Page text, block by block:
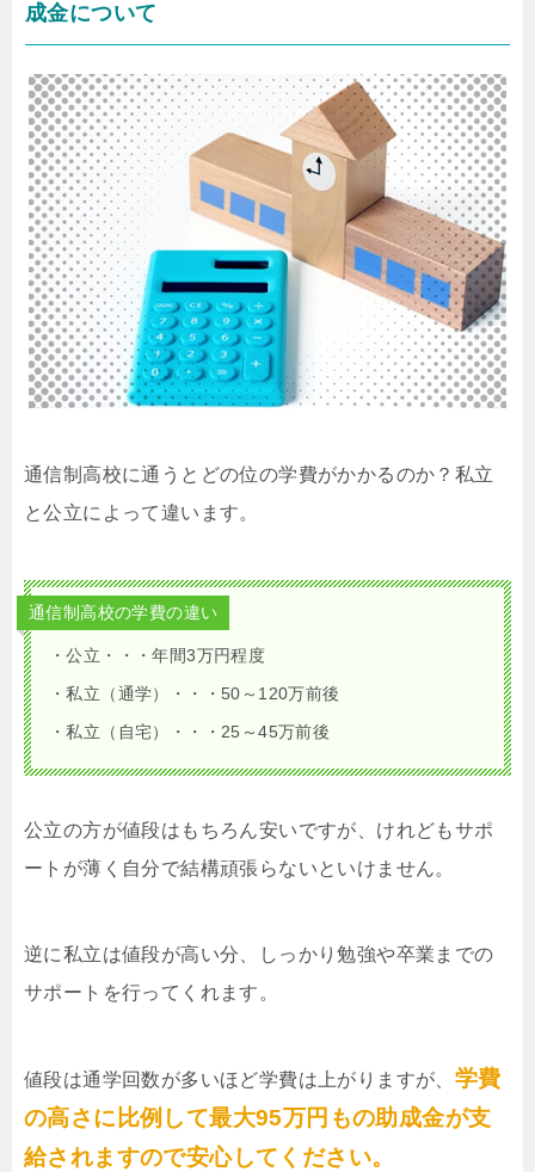
成金について
通信制高校に通うとどの位の学費がかかるのか？私立
と公立によって違います。
通信制高校の学費の違い
・公立・・・年間3万円程度
・私立（通学）・・・50～120万前後
・私立（自宅）・・・25～45万前後
公立の方が値段はもちろん安いですが、けれどもサポ
ートが薄く自分で結構頑張らないといけません。
逆に私立は値段が高い分、しっかり勉強や卒業までの
サポートを行ってくれます。
値段は通学回数が多いほど学費は上がりますが、 学費
の高さに比例して最大95万円もの助成金が支
給されますので安心してください。